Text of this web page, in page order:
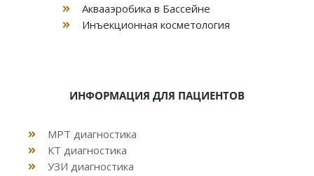
Аквааэробика в Бассейне
Инъекционная косметология
ИНФОРМАЦИЯ ДЛЯ ПАЦИЕНТОВ
МРТ диагностика
КТ диагностика
УЗИ диагностика